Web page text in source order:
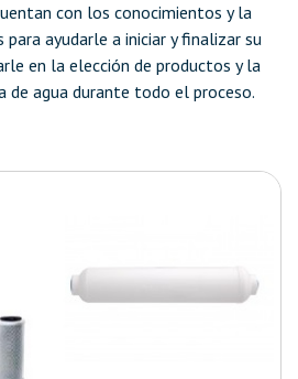
con los conocimientos y la
para ayudarle a iniciar y finalizar su
en la elección de productos y la
de agua durante todo el proceso.